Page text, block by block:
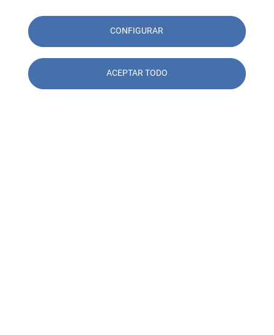
CONFIGURAR
ACEPTAR TODO